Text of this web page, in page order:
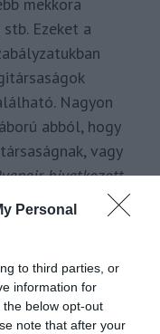
Personal
to third parties, or
information for
below opt-out
note that after your
Ezeket a
Nagyon
abból, hogy
vagy
hivatkozott
átterhelni az
hogy
kell lenniük
pedig az,